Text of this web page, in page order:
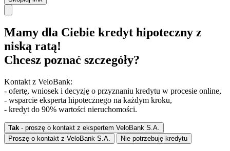
Mamy dla Ciebie kredyt hipoteczny z
niską ratą!
Chcesz poznać szczegóły?
Kontakt z VeloBank:
- ofertę, wniosek i decyzję o przyznaniu kredytu w procesie online,
- wsparcie eksperta hipotecznego na każdym kroku,
- kredyt do 90% wartości nieruchomości.
Tak - proszę o kontakt z ekspertem VeloBank S.A.
Proszę o kontakt z VeloBank S.A.
Nie potrzebuję kredytu